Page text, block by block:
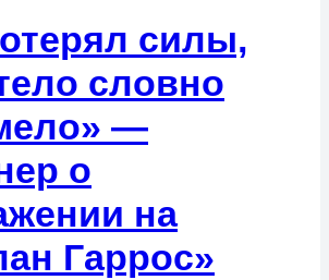
силы,
словно
—
о
на
Гаррос»